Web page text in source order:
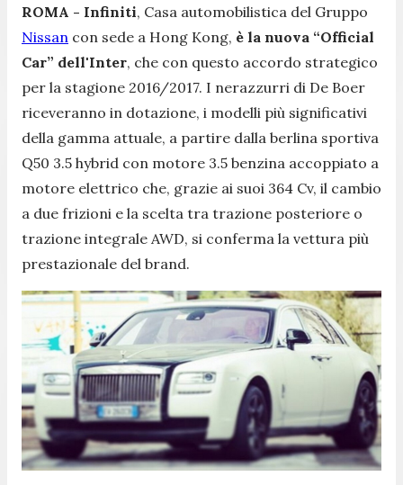
ROMA - Infiniti, Casa automobilistica del Gruppo
Nissan con sede a Hong Kong, è la nuova “Official
Car” dell'Inter, che con questo accordo strategico
per la stagione 2016/2017. I nerazzurri di De Boer
riceveranno in dotazione, i modelli più significativi
della gamma attuale, a partire dalla berlina sportiva
Q50 3.5 hybrid con motore 3.5 benzina accoppiato a
motore elettrico che, grazie ai suoi 364 Cv, il cambio
a due frizioni e la scelta tra trazione posteriore o
trazione integrale AWD, si conferma la vettura più
prestazionale del brand.